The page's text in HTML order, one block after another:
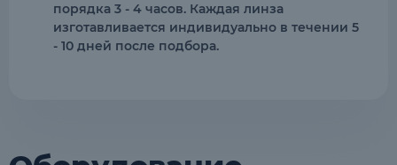
порядка 3 - 4 часов. Каждая линза
изготавливается индивидуально в течении 5
- 10 дней после подбора.